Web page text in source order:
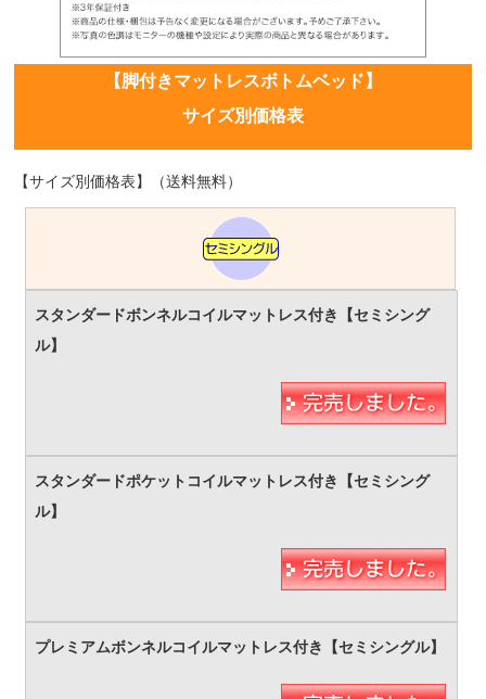
【脚付きマットレスボトムベッド】
サイズ別価格表
【サイズ別価格表】（送料無料）